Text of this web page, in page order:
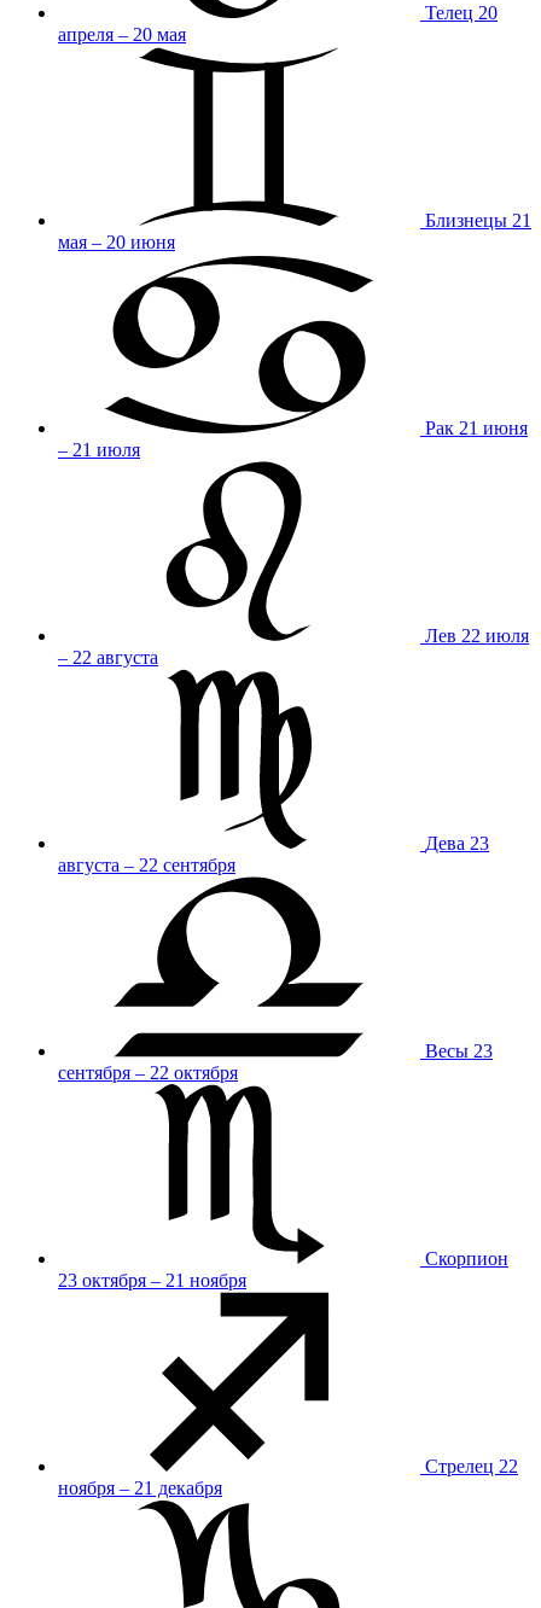
Телец 20
апреля – 20 мая
Близнецы 21
мая – 20 июня
Рак 21 июня
– 21 июля
Лев 22 июля
– 22 августа
Дева 23
августа – 22 сентября
Весы 23
сентября – 22 октября
Скорпион
23 октября – 21 ноября
Стрелец 22
ноября – 21 декабря